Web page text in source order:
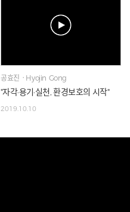
공효진ㆍHyojin Gong
"자각·용기·실천, 환경보호의 시작"
2019.10.10